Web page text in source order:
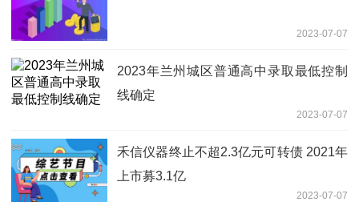
2023-07-07
2023年兰州城区普通高中录取最低控制
线确定
2023-07-07
禾信仪器终止不超2.3亿元可转债 2021年
上市募3.1亿
2023-07-07